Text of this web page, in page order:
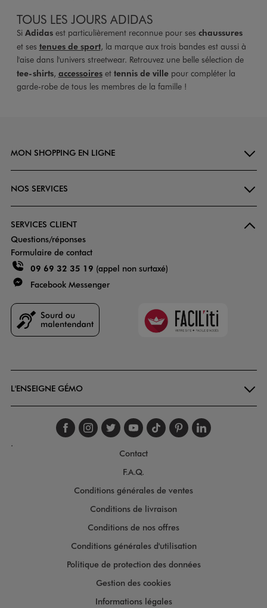
TOUS LES JOURS ADIDAS
Si Adidasest particulièrement reconnue pour ses chaussures
et ses tenues de sport, la marque aux trois bandes est aussi à
l'aise dans l'univers streetwear. Retrouvez une belle sélection de
tee-shirts, accessoireset tennis de villepour compléter la
garde-robe de tous les membres de la famille !
MON SHOPPING EN LIGNE
NOS SERVICES
SERVICES CLIENT
Questions/réponses
Formulaire de contact
09 69 32 35 19 (appel non surtaxé)
Facebook Messenger
Faciliti
L'ENSEIGNE GÉMO
Suivez-nous sur
Suivez-nous sur
Suivez-nous sur
Suivez-nous
Suivez-nous
Suivez-
.
Contact
F.A.Q.
Conditions générales de ventes
Conditions de livraison
Conditions de nos offres
Conditions générales d'utilisation
Politique de protection des données
Gestion des cookies
Informations légales